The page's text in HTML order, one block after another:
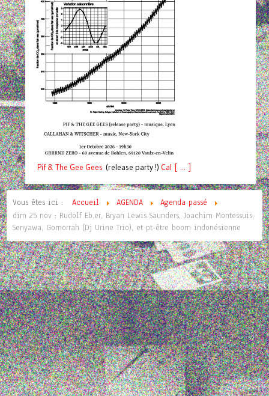
Pif& The Gee Gees (release party !) Cal [ ... ]
Vous êtes ici : Accueil AGENDA
Agenda passé
dim 25 nov : Rudolf Eb.er, Bryan Lewis Saunders, Joachim Montessuis,
Senyawa, Gomorrah (Dj Urine Trio), et pt-être boom indonésienne